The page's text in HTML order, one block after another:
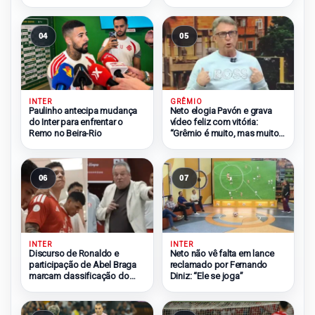
04
INTER
Paulinho antecipa mudança
do Inter para enfrentar o
Remo no Beira-Rio
05
GRÊMIO
Neto elogia Pavón e grava
vídeo feliz com vitória:
“Grêmio é muito, mas muito
06
INTER
Discurso de Ronaldo e
participação de Abel Braga
marcam classificação do
07
INTER
Neto não vê falta em lance
reclamado por Fernando
Diniz: “Ele se joga”